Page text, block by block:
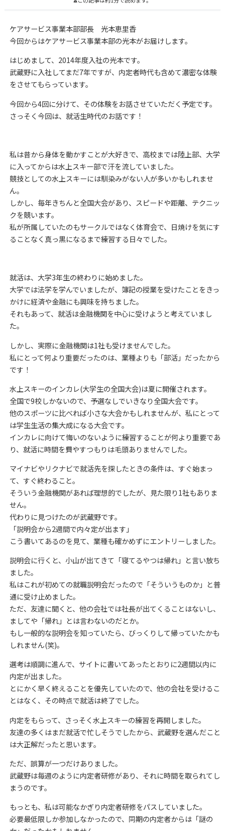
ケアサービス事業本部部長 光本恵里香
今回からはケアサービス事業本部の光本がお届けします。
はじめまして、2014年度入社の光本です。
武蔵野に入社してまだ7年ですが、内定者時代も含めて濃密な体験
をさせてもらっています。
今回から4回に分けて、その体験をお話させていただく予定です。
さっそく今回は、就活生時代のお話です！
私は昔から身体を動かすことが大好きで、高校までは陸上部、大学
に入ってからは水上スキー部で汗を流していました。
競技としての水上スキーには馴染みがない人が多いかもしれませ
ん。
しかし、毎年きちんと全国大会があり、スピードや距離、テクニッ
クを競います。
私が所属していたのもサークルではなく体育会で、日焼けを気にす
ることなく真っ黒になるまで練習する日々でした。
就活は、大学3年生の終わりに始めました。
大学では法学を学んでいましたが、簿記の授業を受けたことをきっ
かけに経済や金融にも興味を持ちました。
それもあって、就活は金融機関を中心に受けようと考えていまし
た。
しかし、実際に金融機関は1社も受けませんでした。
私にとって何より重要だったのは、業種よりも「部活」だったから
です！
水上スキーのインカレ(大学生の全国大会)は夏に開催されます。
全国で9校しかないので、予選なしでいきなり全国大会です。
他のスポーツに比べれば小さな大会かもしれませんが、私にとって
は学生生活の集大成になる大会です。
インカレに向けて悔いのないように練習することが何より重要であ
り、就活に時間を費やすつもりは毛頭ありませんでした。
マイナビやリクナビで就活先を探したときの条件は、すぐ始まっ
て、すぐ終わること。
そういう金融機関があれば理想的でしたが、見た限り1社もありま
せん。
代わりに見つけたのが武蔵野です。
「説明会から2週間で内々定が出ます」
こう書いてあるのを見て、業種も確かめずにエントリーしました。
説明会に行くと、小山が出てきて「寝てるやつは帰れ」と言い放ち
ました。
私はこれが初めての就職説明会だったので「そういうものか」と普
通に受け止めました。
ただ、友達に聞くと、他の会社では社長が出てくることはないし、
ましてや「帰れ」とは言わないのだとか。
もし一般的な説明会を知っていたら、びっくりして帰っていたかも
しれません(笑)。
選考は順調に進んで、サイトに書いてあったとおりに2週間以内に
内定が出ました。
とにかく早く終えることを優先していたので、他の会社を受けるこ
とはなく、その時点で就活は終了でした。
内定をもらって、さっそく水上スキーの練習を再開しました。
友達の多くはまだ就活で忙しそうでしたから、武蔵野を選んだこと
は大正解だったと思います。
ただ、誤算が一つだけありました。
武蔵野は毎週のように内定者研修があり、それに時間を取られてし
まうのです。
もっとも、私は可能なかぎり内定者研修をパスしていました。
必要最低限しか参加しなかったので、同期の内定者からは「謎の